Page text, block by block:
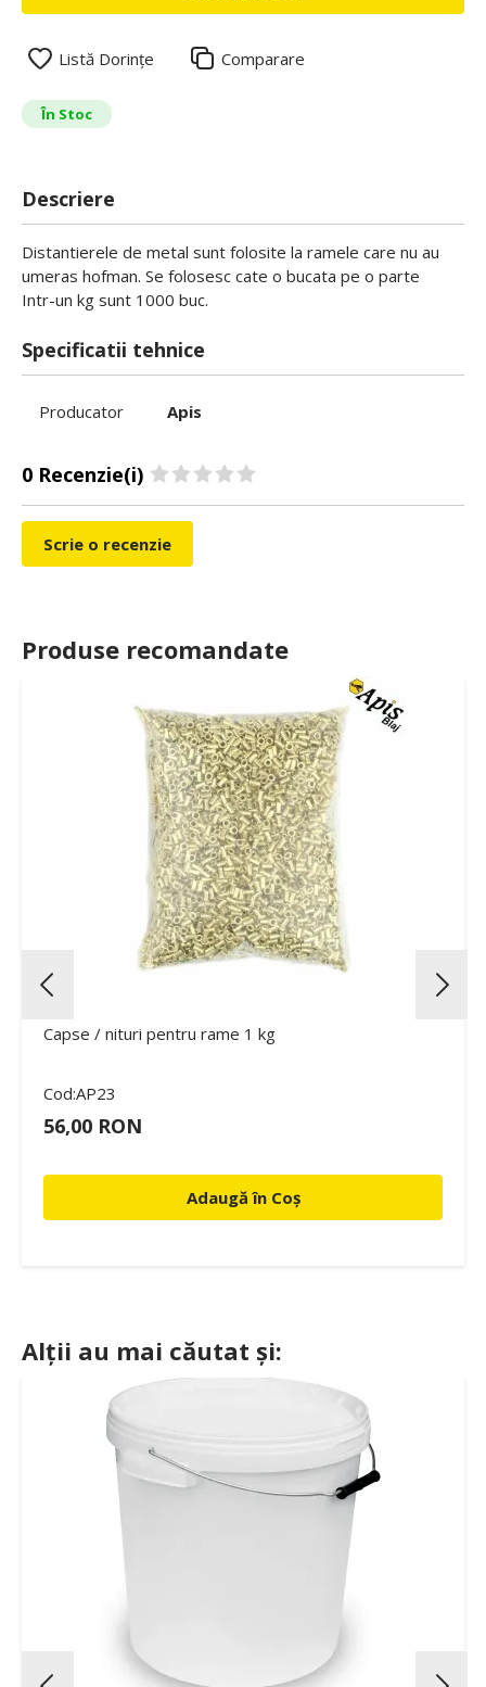
Listă Dorințe Comparare
În Stoc
Descriere
Distantierele de metal sunt folosite la ramele care nu au
umeras hofman. Se folosesc cate o bucata pe o parte
Intr-un kg sunt 1000 buc.
Specificatii tehnice
Producator Apis
0 Recenzie(i)
Scrie o recenzie
Produse recomandate
Capse / nituri pentru rame 1 kg
Cod:AP23
56,00 RON
Adaugă în Coș
Alții au mai căutat și: